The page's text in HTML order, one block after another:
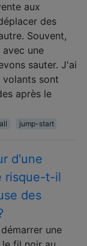
aux
des
Souvent,
une
sauter. J'ai
volants sont
après le
jump-start
d'une
risque-t-il
des
une